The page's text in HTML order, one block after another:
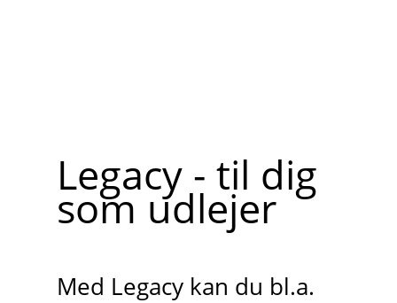
Legacy - til dig
som udlejer
Med Legacy kan du bl.a.